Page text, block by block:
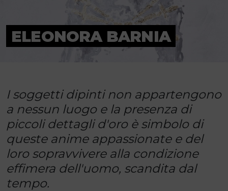
ELEONORA BARNIA
I soggetti dipinti non appartengono
a nessun luogo e la presenza di
piccoli dettagli d'oro è simbolo di
queste anime appassionate e del
loro sopravvivere alla condizione
effimera dell'uomo, scandita dal
tempo.